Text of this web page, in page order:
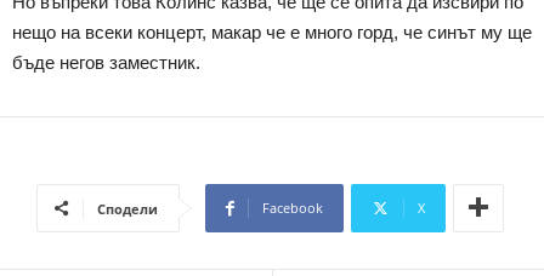
нещо на всеки концерт, макар че е много горд, че синът му ще
бъде негов заместник.
Сподели Facebook X